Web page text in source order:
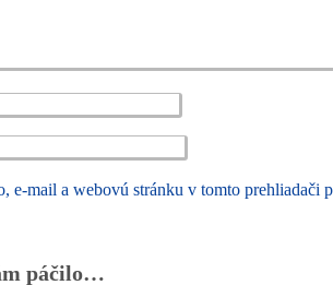
e-mail a webovú stránku v tomto prehliadači
páčilo…